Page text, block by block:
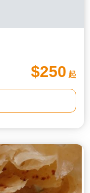
$250 起